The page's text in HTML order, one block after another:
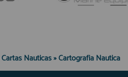
Cartas Nauticas»Cartografia Nautica